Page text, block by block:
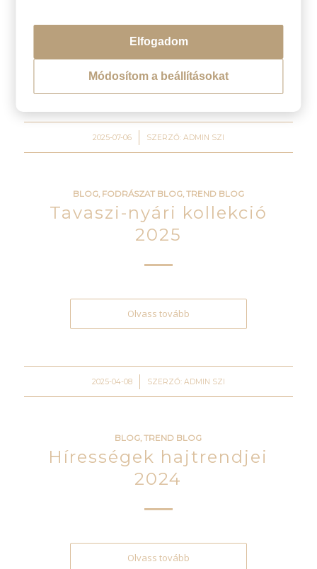
elegáns frizurák között!
Olvass tovább
2025-07-06
/ SZERZŐ: ADMIN SZI
BLOG, FODRÁSZAT BLOG,TREND BLOG
Tavaszi-nyári kollekció
2025
Olvass tovább
2025-04-08
/ SZERZŐ: ADMIN SZI
BLOG,TREND BLOG
Hírességek hajtrendjei
2024
Olvass tovább
Elfogadom
Módosítom a beállításokat